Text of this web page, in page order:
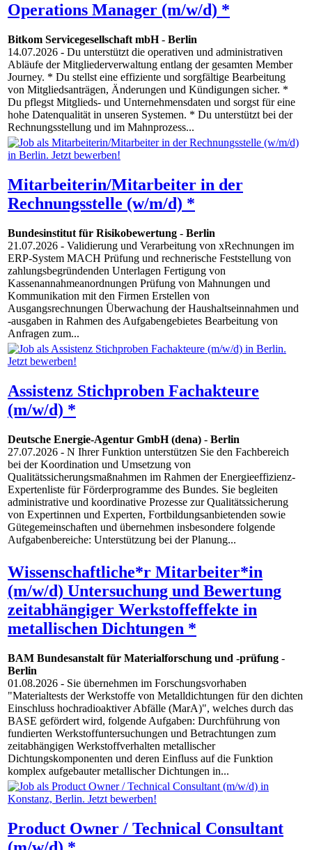
Operations Manager (m/w/d) *
Bitkom Servicegesellschaft mbH- Berlin
14.07.2026 - Du unterstützt die operativen und administrativen
Abläufe der Mitgliederverwaltung entlang der gesamten Member
Journey. * Du stellst eine effiziente und sorgfältige Bearbeitung
von Mitgliedsanträgen, Änderungen und Kündigungen sicher. *
Du pflegst Mitglieds- und Unternehmensdaten und sorgst für eine
hohe Datenqualität in unseren Systemen. * Du unterstützt bei der
Rechnungsstellung und im Mahnprozess...
Mitarbeiterin/Mitarbeiter in der
Rechnungsstelle (w/m/d) *
Bundesinstitut für Risikobewertung - Berlin
21.07.2026 - Validierung und Verarbeitung von xRechnungen im
ERP-System MACH Prüfung und rechnerische Feststellung von
zahlungsbegründenden Unterlagen Fertigung von
Kassenannahmeanordnungen Prüfung von Mahnungen und
Kommunikation mit den Firmen Erstellen von
Ausgangsrechnungen Überwachung der Haushaltseinnahmen und
-ausgaben in Rahmen des Aufgabengebietes Bearbeitung von
Anfragen zum...
Assistenz Stichproben Fachakteure
(m/w/d) *
Deutsche Energie-Agentur GmbH (dena) - Berlin
27.07.2026 - N Ihrer Funktion unterstützen Sie den Fachbereich
bei der Koordination und Umsetzung von
Qualitätssicherungsmaßnahmen im Rahmen der Energieeffizienz-
Expertenliste für Förderprogramme des Bundes. Sie begleiten
administrative und koordinative Prozesse zur Qualitätssicherung
von Expertinnen und Experten, Fortbildungsanbietenden sowie
Gütegemeinschaften und übernehmen insbesondere folgende
Aufgabenbereiche: Unterstützung bei der Planung...
Wissenschaftliche*r Mitarbeiter*in
(m/w/d) Untersuchung und Bewertung
zeitabhängiger Werkstoffeffekte in
metallischen Dichtungen *
BAM Bundesanstalt für Materialforschung und -prüfung -
Berlin
01.08.2026 - Sie übernehmen im Forschungsvorhaben
"Materialtests der Werkstoffe von Metalldichtungen für den dichten
Einschluss hochradioaktiver Abfälle (MarA)", welches durch das
BASE gefördert wird, folgende Aufgaben: Durchführung von
fundierten Werkstoffuntersuchungen und Betrachtungen zum
zeitabhängigen Werkstoffverhalten metallischer
Dichtungskomponenten und deren Einfluss auf die Funktion
komplex aufgebauter metallischer Dichtungen in...
Product Owner / Technical Consultant